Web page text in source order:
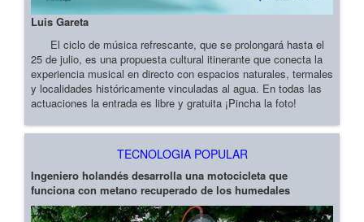
Luis Gareta
El ciclo de música refrescante, que se prolongará hasta el
25 de julio, es una propuesta cultural itinerante que conecta la
experiencia musical en directo con espacios naturales, termales
y localidades históricamente vinculadas al agua. En todas las
actuaciones la entrada es libre y gratuita ¡Pincha la foto!
TECNOLOGIA POPULAR
Ingeniero holandés desarrolla una motocicleta que
funciona con metano recuperado de los humedales